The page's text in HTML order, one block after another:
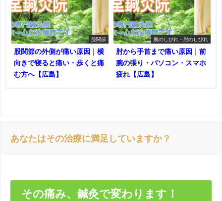
股関節
股関節の外側が痛い原因｜横
向きで寝ると痛い・歩くと痛
む方へ【広島】
腕のしびれ・肘のしびれ
肘から手首まで痛い原因｜前
腕の張り・パソコン・スマホ
疲れ【広島】
あなたはその治療に満足していますか？
その痛み、鍼灸で変わります！